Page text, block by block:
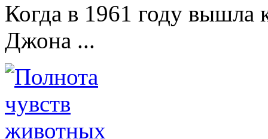
Когда в 1961 году вышла
Джона ...